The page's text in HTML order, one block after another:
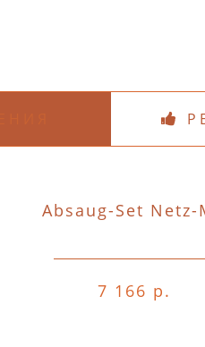
Absaug-Set Netz-
7 166 р.